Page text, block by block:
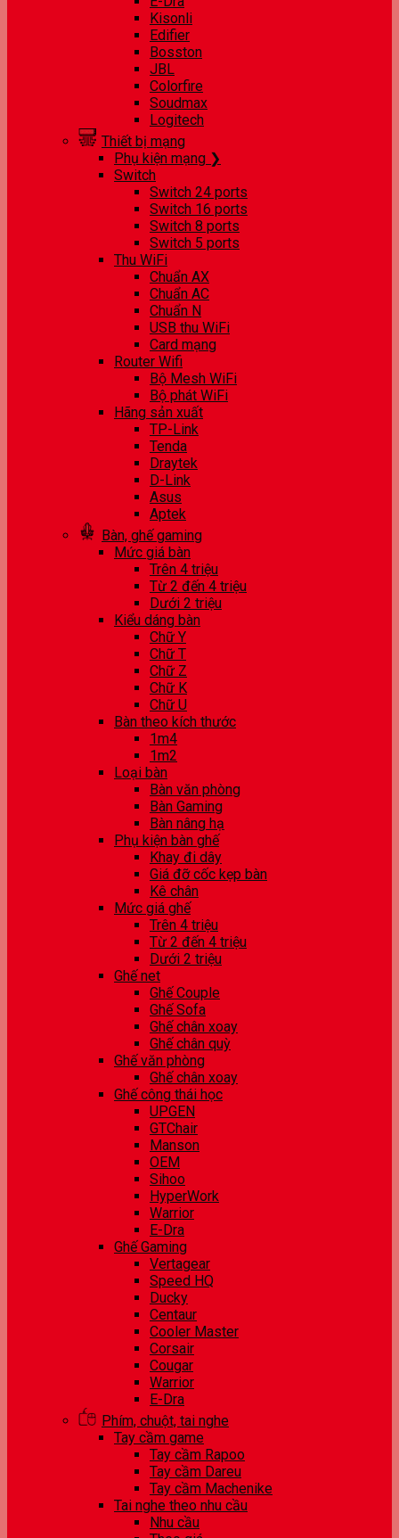
Kisonli
Edifier
Bosston
JBL
Colorfire
Soudmax
Logitech
Thiết bị mạng
Phụ kiện mạng ❯
Switch
Switch 24 ports
Switch 16 ports
Switch 8 ports
Switch 5 ports
Thu WiFi
Chuẩn AX
Chuẩn AC
Chuẩn N
USB thu WiFi
Card mạng
Router Wifi
Bộ Mesh WiFi
Bộ phát WiFi
Hãng sản xuất
TP-Link
Tenda
Draytek
D-Link
Asus
Aptek
Bàn, ghế gaming
Mức giá bàn
Trên 4 triệu
Từ 2 đến 4 triệu
Dưới 2 triệu
Kiểu dáng bàn
Chữ Y
Chữ T
Chữ Z
Chữ K
Chữ U
Bàn theo kích thước
1m4
1m2
Loại bàn
Bàn văn phòng
Bàn Gaming
Bàn nâng hạ
Phụ kiện bàn ghế
Khay đi dây
Giá đỡ cốc kẹp bàn
Kê chân
Mức giá ghế
Trên 4 triệu
Từ 2 đến 4 triệu
Dưới 2 triệu
Ghế net
Ghế Couple
Ghế Sofa
Ghế chân xoay
Ghế chân quỳ
Ghế văn phòng
Ghế chân xoay
Ghế công thái học
UPGEN
GTChair
Manson
OEM
Sihoo
HyperWork
Warrior
E-Dra
Ghế Gaming
Vertagear
Speed HQ
Ducky
Centaur
Cooler Master
Corsair
Cougar
Warrior
E-Dra
Phím, chuột, tai nghe
Tay cầm game
Tay cầm Rapoo
Tay cầm Dareu
Tay cầm Machenike
Tai nghe theo nhu cầu
Nhu cầu